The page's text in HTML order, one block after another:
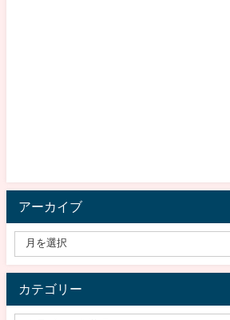
アーカイブ
カテゴリー